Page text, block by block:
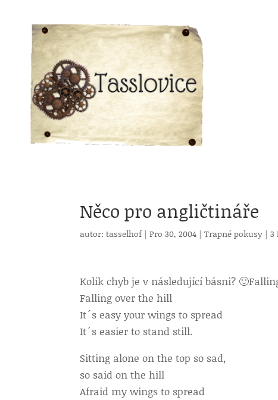
Něco pro angličtináře
autor:tasselhof |Pro 30, 2004 |Trapné pokusy |3
Kolik chyb je v následující básni? 🙂
Falling over the hill
It´s easy your wings to spread
It´s easier to stand still.
Sitting alone on the top so sad,
so said on the hill
Afraid my wings to spread